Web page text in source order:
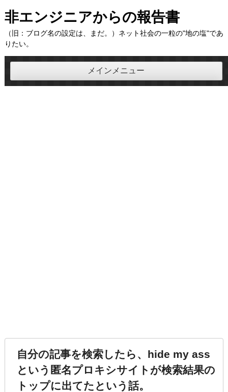
コ
ン
テ
ン
ツ
ス
非エンジニアからの報告書
（旧：ブログ名の設定は、まだ。）ネット社会の一粒の"地の塩"であ
りたい。
メインメニュー
自分の記事を検索したら、hide my ass
という匿名プロキシサイトが検索結果の
トップに出てたという話。